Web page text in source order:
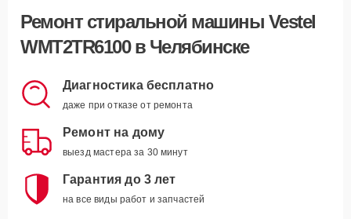
Ремонт стиральной машины Vestel
WMT2TR6100в Челябинске
Диагностика бесплатно
даже при отказе от ремонта
Ремонт на дому
выезд мастера за 30 минут
Гарантия до 3 лет
на все виды работ и запчастей